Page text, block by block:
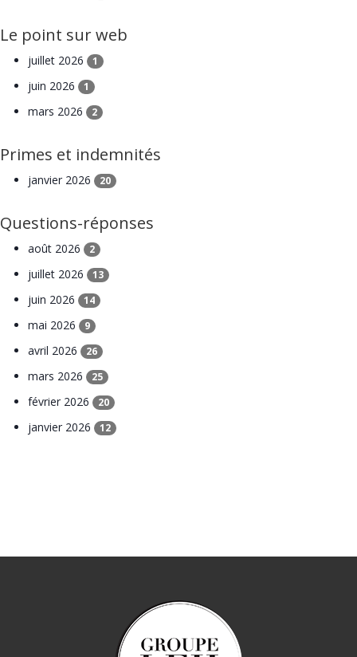
Le point sur web
juillet 2026 1
juin 2026 1
mars 2026 2
Primes et indemnités
janvier 2026 20
Questions-réponses
août 2026 2
juillet 2026 13
juin 2026 14
mai 2026 9
avril 2026 26
mars 2026 25
février 2026 20
janvier 2026 12